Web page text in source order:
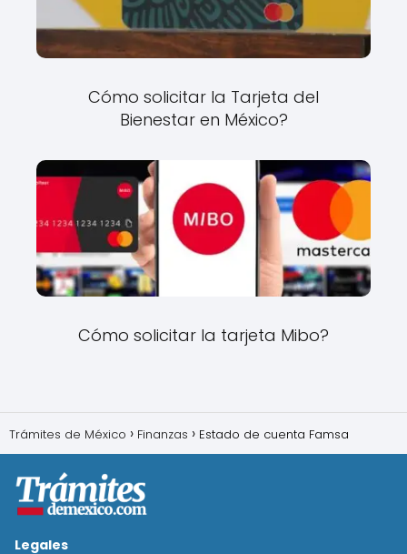
Cómo solicitar la Tarjeta del
Bienestar en México?
Cómo solicitar la tarjeta Mibo?
Trámites de México Finanzas Estado de cuenta Famsa
Legales